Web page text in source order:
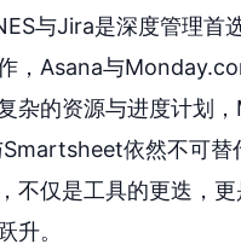
与Jira是深度管理首
，Asana与
杂的资源与进度计划
依然不可替
不仅是工具的更迭，
升。